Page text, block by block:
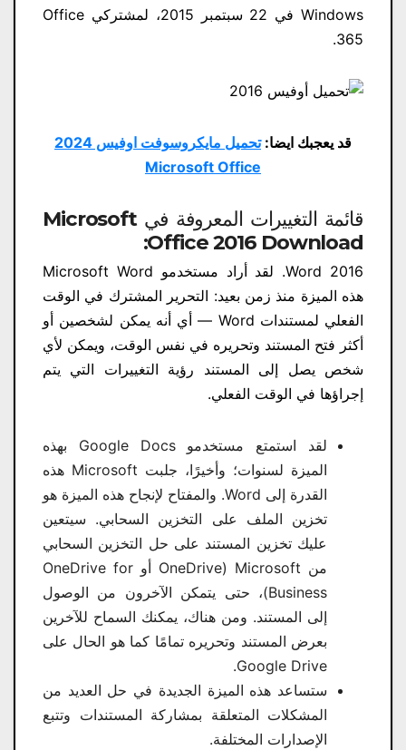
Windows في 22 سبتمبر 2015، لمشتركي Office
365.
قد يعجبك ايضا:
تحميل مايكروسوفت اوفيس 2024
Microsoft Office
قائمة التغييرات المعروفة في Microsoft
Office 2016 Download​:
Word 2016. لقد أراد مستخدمو Microsoft Word
هذه الميزة منذ زمن بعيد: التحرير المشترك في الوقت
الفعلي لمستندات Word — أي أنه يمكن لشخصين أو
أكثر فتح المستند وتحريره في نفس الوقت، ويمكن لأي
شخص يصل إلى المستند رؤية التغييرات التي يتم
إجراؤها في الوقت الفعلي.
لقد استمتع مستخدمو Google Docs بهذه
الميزة لسنوات؛ وأخيرًا، جلبت Microsoft هذه
القدرة إلى Word. والمفتاح لإنجاح هذه الميزة هو
تخزين الملف على التخزين السحابي. سيتعين
عليك تخزين المستند على حل التخزين السحابي
من Microsoft (OneDrive أو OneDrive for
Business)، حتى يتمكن الآخرون من الوصول
إلى المستند. ومن هناك، يمكنك السماح للآخرين
بعرض المستند وتحريره تمامًا كما هو الحال على
Google Drive.
ستساعد هذه الميزة الجديدة في حل العديد من
المشكلات المتعلقة بمشاركة المستندات وتتبع
الإصدارات المختلفة.